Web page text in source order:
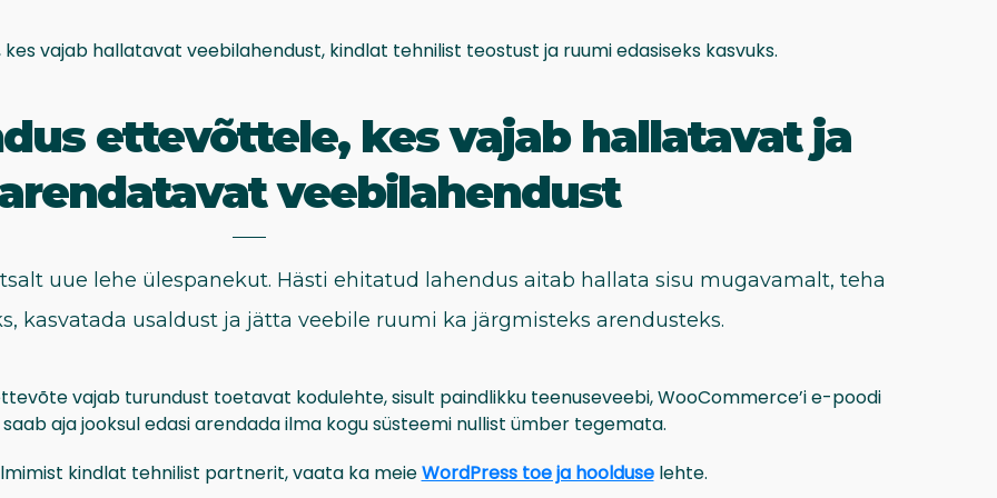
vajab hallatavat veebilahendust, kindlat tehnilist teostust ja ruumi edasiseks kasvuks.
ettevõttele, kes vajab hallatavat ja
veebilahendust
uue lehe ülespanekut. Hästi ehitatud lahendus aitab hallata sisu mugavamalt, teha
kasvatada usaldust ja jätta veebile ruumi ka järgmisteks arendusteks.
vajab turundust toetavat kodulehte, sisult paindlikku teenuseveebi, WooCommerce’i e-poodi
aja jooksul edasi arendada ilma kogu süsteemi nullist ümber tegemata.
kindlat tehnilist partnerit, vaata ka meieWordPress toe ja hoolduselehte.